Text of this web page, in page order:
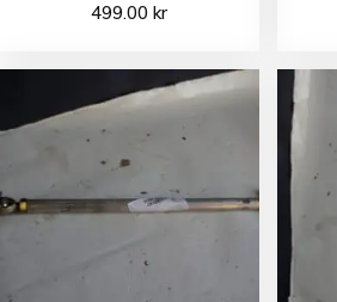
499.00kr